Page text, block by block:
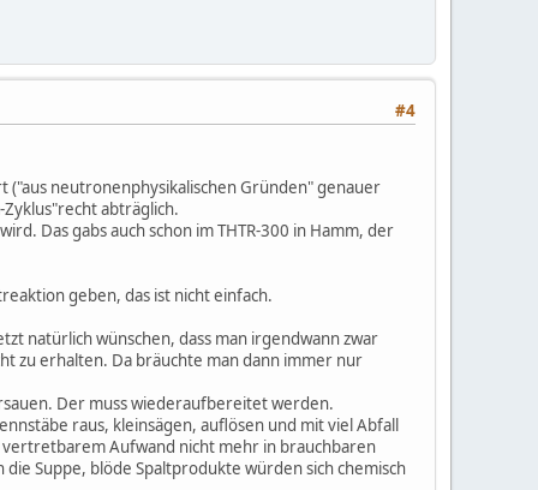
#4
("aus neutronenphysikalischen Gründen" genauer
abträglich.
Das gabs auch schon im THTR-300 in Hamm, der
geben, das ist nicht einfach.
natürlich wünschen, dass man irgendwann zwar
zu erhalten. Da bräuchte man dann immer nur
Der muss wiederaufbereitet werden.
raus, kleinsägen, auflösen und mit viel Abfall
vertretbarem Aufwand nicht mehr in brauchbaren
Suppe, blöde Spaltprodukte würden sich chemisch